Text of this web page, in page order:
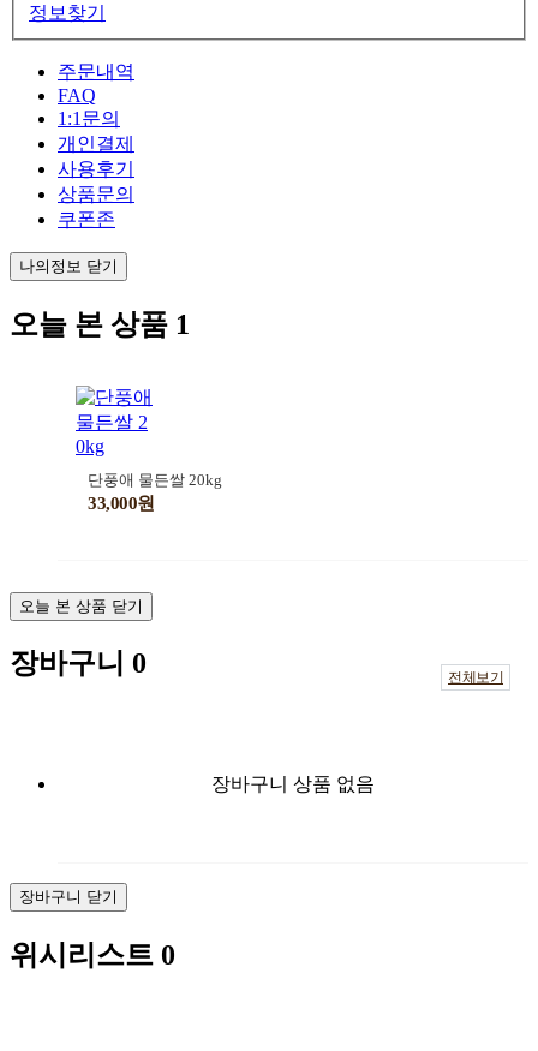
정보찾기
주문내역
FAQ
1:1문의
개인결제
사용후기
상품문의
쿠폰존
나의정보 닫기
오늘 본 상품 1
단풍애 물든쌀 20kg
33,000원
오늘 본 상품 닫기
장바구니 0
장바구니 상품 없음
전체보기
장바구니 닫기
위시리스트 0